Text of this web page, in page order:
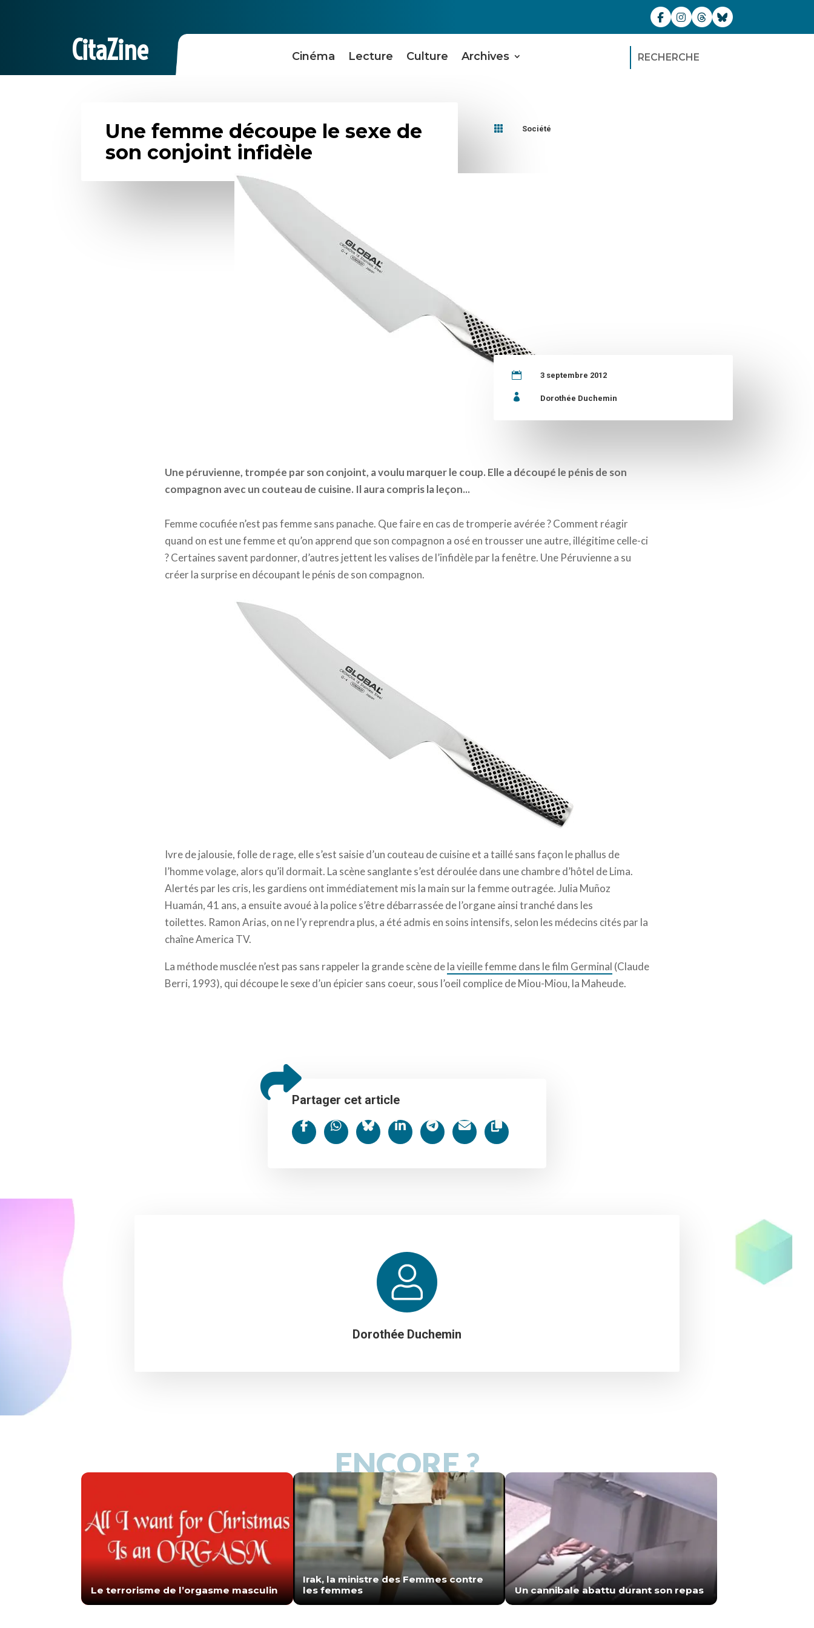
CitaZine Cinéma Lecture Culture Archives RECHERCHE
Une femme découpe le sexe de
son conjoint infidèle
 Société
 3 septembre 2012
 Dorothée Duchemin
Une péruvienne, trompée par son conjoint, a voulu marquer le coup. Elle a découpé le pénis de son
compagnon avec un couteau de cuisine. Il aura compris la leçon...
Femme cocufiée n’est pas femme sans panache. Que faire en cas de tromperie avérée ? Comment réagir
quand on est une femme et qu’on apprend que son compagnon a osé en trousser une autre, illégitime celle-ci
? Certaines savent pardonner, d’autres jettent les valises de l’infidèle par la fenêtre. Une Péruvienne a su
créer la surprise en découpant le pénis de son compagnon.
Ivre de jalousie, folle de rage, elle s’est saisie d’un couteau de cuisine et a taillé sans façon le phallus de
l’homme volage, alors qu’il dormait. La scène sanglante s’est déroulée dans une chambre d’hôtel de Lima.
Alertés par les cris, les gardiens ont immédiatement mis la main sur la femme outragée. Julia Muñoz
Huamán, 41 ans, a ensuite avoué à la police s’être débarrassée de l’organe ainsi tranché dans les
toilettes. Ramon Arias, on ne l’y reprendra plus, a été admis en soins intensifs, selon les médecins cités par la
chaîne America TV.
La méthode musclée n’est pas sans rappeler la grande scène dela vieille femme dans le film Germinal (Claude
Berri, 1993), qui découpe le sexe d’un épicier sans coeur, sous l’oeil complice de Miou-Miou, la Maheude.
Partager cet article
Dorothée Duchemin
ENCORE ?
Le terrorisme de l’orgasme masculin
Irak, la ministre des Femmes contre
les femmes
Un cannibale abattu durant son repas